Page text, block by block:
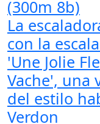
(300m 8b)
La
con la
'Une Jolie
Vache', una
del estilo
Verdon